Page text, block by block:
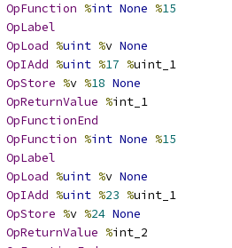
OpFunction %int None %15
OpLabel
OpLoad %uint %v None
OpIAdd %uint %17 %uint_1
OpStore %v %18 None
OpReturnValue %int_1
OpFunctionEnd
OpFunction %int None %15
OpLabel
OpLoad %uint %v None
OpIAdd %uint %23 %uint_1
OpStore %v %24 None
OpReturnValue %int_2